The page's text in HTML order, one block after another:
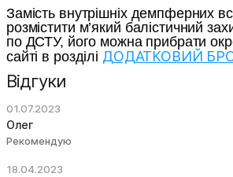
Замість внутрішніх демпферних
розмістити м’який балістичний
по ДСТУ, його можна прибрати
сайті в розділі ДОДАТКОВИЙ
Відгуки
01.07.2023
Олег
Рекомендую
18.04.2023